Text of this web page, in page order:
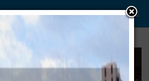
PAEZ .COM
. piramide digital . com